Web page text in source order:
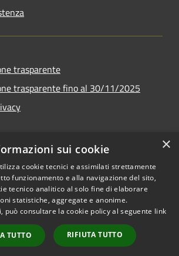
trasparente
trasparente fino al 30/11/2025
accessibilità
Copyright © 2026 • Comune di
Ponteranica • Powered by
Municipium•
Accesso
redazione
×
sui cookie
cookie tecnici e assimilati strettamente
funzionamento e alla navigazione del sito,
tecnico analitico al solo fine di elaborare
statistiche, aggregate e anonime.
può consultare la cookie policy al seguente link
TUTTO RIFIUTA TUTTO